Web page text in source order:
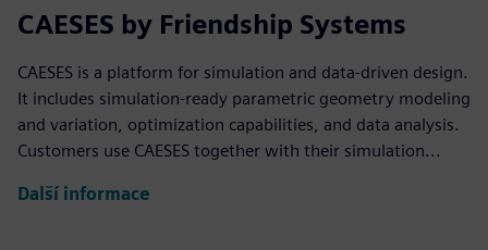
CAESES by Friendship Systems
CAESES is a platform for simulation and data-driven design.
It includes simulation-ready parametric geometry modeling
and variation, optimization capabilities, and data analysis.
Customers use CAESES together with their simulation...
Další informace